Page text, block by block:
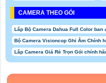
CAMERA THEO GÓI
Lắp Bộ Camera Dahua Full Color ban
Bộ Camera Visioncop Ghi Âm Chính
Lắp Camera Giá Rẻ Trọn Gói chính